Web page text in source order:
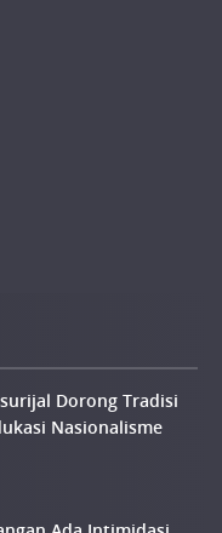
Dorong Tradisi
Nasionalisme